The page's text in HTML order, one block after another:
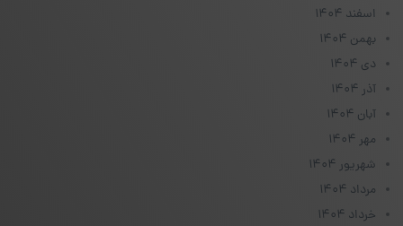
اسفند ۱۴۰۴
بهمن ۱۴۰۴
دی ۱۴۰۴
آذر ۱۴۰۴
آبان ۱۴۰۴
مهر ۱۴۰۴
شهریور ۱۴۰۴
مرداد ۱۴۰۴
خرداد ۱۴۰۴